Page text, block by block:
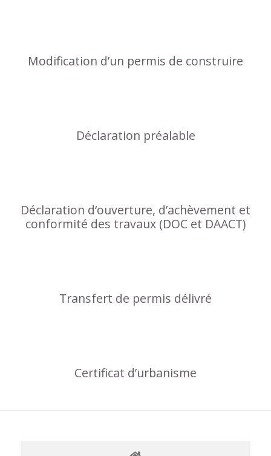
Modification d’un permis de construire
Déclaration préalable
Déclaration d‘ouverture, d’achèvement et
conformité des travaux (DOC et DAACT)
Transfert de permis délivré
Certificat d’urbanisme